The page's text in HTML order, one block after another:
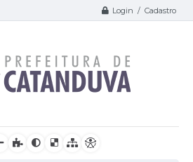
Login / Cadastro